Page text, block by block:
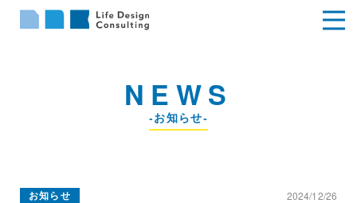
NEWS
-お知らせ-
お知らせ 2024/12/26